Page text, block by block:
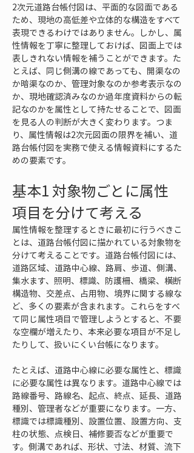
2次元道路台帳付図は、平面的な図面である
ため、現地の高低差や立体的な構造をすべて
表現できるわけではありません。しかし、属
性情報を丁寧に整理しておけば、図面上では
表しきれない情報を補うことができます。た
とえば、同じ側溝の線であっても、開渠なの
か暗渠なのか、管理対象なのか参考表示なの
か、現地確認済みなのか過年度資料からの転
記なのかを属性として持たせることで、図面
を見る人の判断が大きく変わります。つま
り、属性情報は2次元図面の限界を補い、道
路台帳付図を実務で使える情報資料にするた
めの要素です。
基本1 対象物ごとに属性
項目を分けて考える
属性情報を整理するときに最初に行うべきこ
とは、道路台帳付図に描かれている対象物を
分けて考えることです。道路台帳付図には、
道路区域、道路中心線、路肩、歩道、側溝、
集水ます、照明、標識、防護柵、橋梁、横断
構造物、交差点、占用物、境界に関する線な
ど、多くの要素が含まれます。これらをすべ
て同じ属性項目で管理しようとすると、不要
な空欄が増えたり、本来必要な項目が不足し
たりして、扱いにくい台帳になります。
たとえば、道路中心線に必要な属性と、標識
に必要な属性は異なります。道路中心線では
路線番号、路線名、起点、終点、延長、道路
種別、管理者などが重要になります。一方、
標識では標識種別、設置位置、設置方向、支
柱の状態、点検日、補修要否などが重要で
す。側溝であれば、形状、寸法、材質、流下